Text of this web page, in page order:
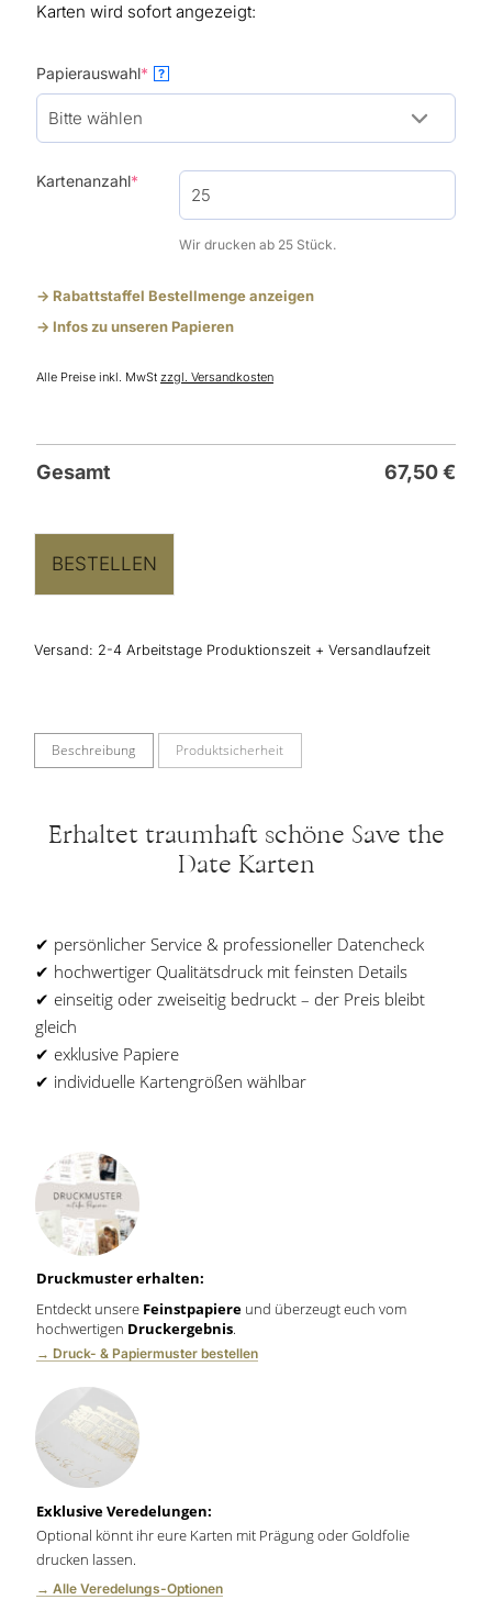
Karten wird sofort angezeigt:
Papierauswahl* (required)
?
Kartenanzahl* (required)
Wir drucken ab 25 Stück.
-> Rabattstaffel Bestellmenge anzeigen
-> Infos zu unseren Papieren
Alle Preise inkl. MwSt zzgl. Versandkosten
Gesamt 67,50€
BESTELLEN
Versand: 2-4 Arbeitstage Produktionszeit + Versandlaufzeit
Beschreibung Produktsicherheit
Erhaltet traumhaft schöne Save the
Date Karten
✔︎ persönlicher Service & professioneller Datencheck
✔︎ hochwertiger Qualitätsdruck mit feinsten Details
✔︎ einseitig oder zweiseitig bedruckt – der Preis bleibt
gleich
✔︎ exklusive Papiere
✔︎ individuelle Kartengrößen wählbar
Druckmuster erhalten:
Entdeckt unsere Feinstpapiere und überzeugt euch vom
hochwertigen Druckergebnis.
→ Druck- & Papiermuster bestellen
Exklusive Veredelungen:
Optional könnt ihr eure Karten mit Prägung oder Goldfolie
drucken lassen.
→ Alle Veredelungs-Optionen